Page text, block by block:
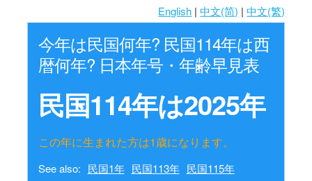
English |中文(简) |中文(繁)
今年は民国何年? 民国114年は西
暦何年? 日本年号・年齢早見表
民国114年は2025年
この年に生まれた方は1歳になります。
See also: 民国1年 民国113年 民国115年